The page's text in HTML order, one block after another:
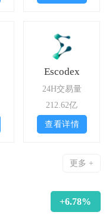
Escodex
24H交易量
212.62亿
查看详情
更多 +
+6.78%